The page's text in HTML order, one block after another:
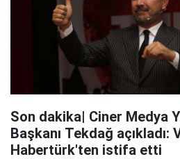
Son dakika| Ciner Medya
Başkanı Tekdağ açıkladı:
Habertürk'ten istifa etti